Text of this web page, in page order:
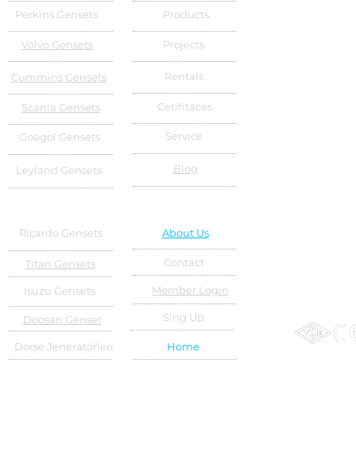
Perkins Gensets
Volvo Gensets
Cummins Gensets
Scania Gensets
Googol Gensets
Leyland Gensets
Products
Projects
Rentals
Cetifitaces
Service
Blog
Ricardo Gensets
Titan Gensets
Isuzu Gensets
Doosan Genset
Dorse Jeneratörleri
About Us
Contact
Member Login
Sing Up
Home